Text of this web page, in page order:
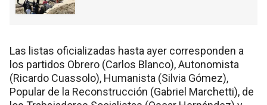
Las listas oficializadas hasta ayer corresponden a
los partidos Obrero (Carlos Blanco), Autonomista
(Ricardo Cuassolo), Humanista (Silvia Gómez),
Popular de la Reconstrucción (Gabriel Marchetti), de